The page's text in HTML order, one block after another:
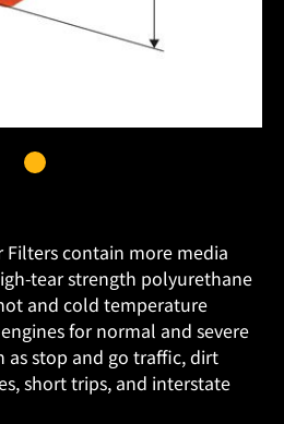
Filters contain more media
tear strength polyurethane
and cold temperature
for normal and severe
as stop and go traffic, dirt
short trips, and interstate